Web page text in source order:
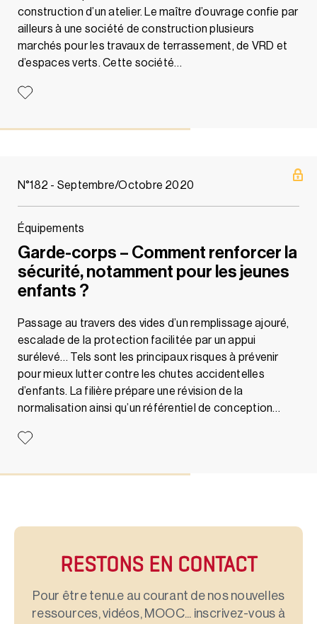
construction d’un atelier. Le maître d’ouvrage confie par
ailleurs à une société de construction plusieurs
marchés pour les travaux de terrassement, de VRD et
d’espaces verts. Cette société…
N°182 - Septembre/Octobre 2020
Équipements
Garde-corps – Comment renforcer la
sécurité, notamment pour les jeunes
enfants ?
Passage au travers des vides d’un remplissage ajouré,
escalade de la protection facilitée par un appui
surélevé… Tels sont les principaux risques à prévenir
pour mieux lutter contre les chutes accidentelles
d’enfants. La filière prépare une révision de la
normalisation ainsi qu’un référentiel de conception…
RESTONS EN CONTACT
Pour être tenu.e au courant de nos nouvelles
ressources, vidéos, MOOC... inscrivez-vous à